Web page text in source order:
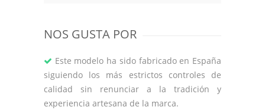
NOS GUSTA POR
Este modelo ha sido fabricado en España
siguiendo los más estrictos controles de
calidad sin renunciar a la tradición y
experiencia artesana de la marca.